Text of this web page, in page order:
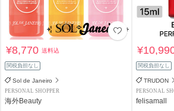
¥8,770送料込
関税負担なし
Sol de Janeiro
PERSONAL SHOPPER
海外Beauty
関税負担なし
TRUDON
PERSONAL
felisamall